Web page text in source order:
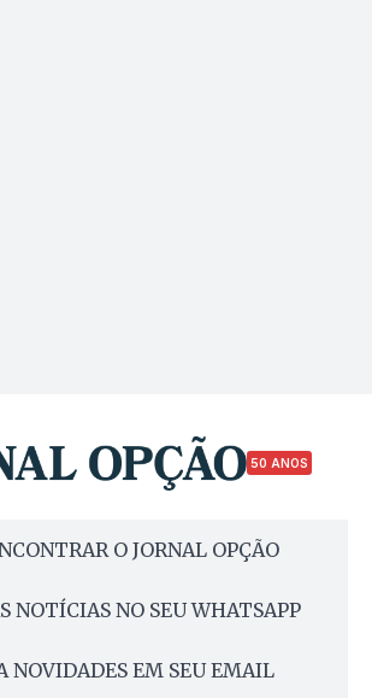
50 ANOS
O JORNAL OPÇÃO
NOTÍCIAS NO SEU WHATSAPP
NOVIDADES EM SEU EMAIL